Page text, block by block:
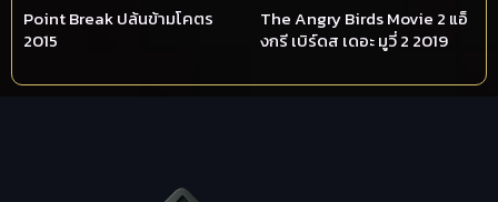
Point Break ปล้นข้ามโคตร
2015
The Angry Birds Movie 2 แอ็
งกรี เบิร์ดส เดอะ มูวี่ 2 2019